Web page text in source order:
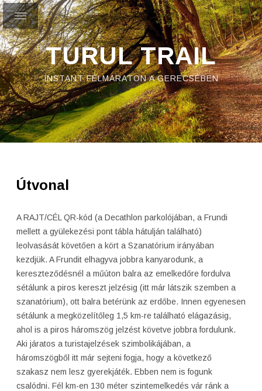
TURUL TRAIL
INSTANT FÉLMARATON A GERECSÉBEN
Útvonal
A RAJT/CÉL QR-kód (a Decathlon parkolójában, a Frundi
mellett a gyülekezési pont tábla hátulján található)
leolvasását követően a kört a Szanatórium irányában
kezdjük. A Frundit elhagyva jobbra kanyarodunk, a
kereszteződésnél a műúton balra az emelkedőre fordulva
sétálunk a piros kereszt jelzésig (itt már látszik szemben a
szanatórium), ott balra betérünk az erdőbe. Innen egyenesen
sétálunk a megközelítőleg 1,5 km-re található elágazásig,
ahol is a piros háromszög jelzést követve jobbra fordulunk.
Aki járatos a turistajelzések szimbolikájában, a
háromszögből itt már sejteni fogja, hogy a következő
szakasz nem lesz gyerekjáték. Ebben nem is fogunk
csalódni. Fél km-en 130 méter szintemelkedés vár ránk a